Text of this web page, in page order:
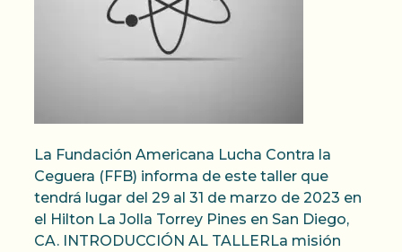
La Fundación Americana Lucha Contra la
Ceguera (FFB) informa de este taller que
tendrá lugar del 29 al 31 de marzo de 2023 en
el Hilton La Jolla Torrey Pines en San Diego,
CA. INTRODUCCIÓN AL TALLERLa misión